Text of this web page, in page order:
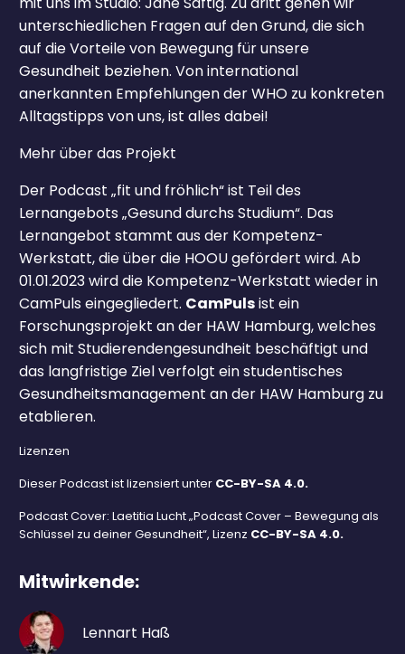
unterschiedlichen Fragen auf den Grund, die sich
auf die Vorteile von Bewegung für unsere
Gesundheit beziehen. Von international
anerkannten Empfehlungen der WHO zu konkreten
Alltagstipps von uns, ist alles dabei!
Mehr über das Projekt
Der Podcast „fit und fröhlich“ ist Teil des
Lernangebots „Gesund durchs Studium“. Das
Lernangebot stammt aus der Kompetenz-
Werkstatt, die über die HOOU gefördert wird. Ab
01.01.2023 wird die Kompetenz-Werkstatt wieder in
CamPuls eingegliedert. CamPulsist ein
Forschungsprojekt an der HAW Hamburg, welches
sich mit Studierendengesundheit beschäftigt und
das langfristige Ziel verfolgt ein studentisches
Gesundheitsmanagement an der HAW Hamburg zu
etablieren.
Lizenzen
Dieser Podcast ist lizensiert unter CC-BY-SA 4.0.
Podcast Cover: Laetitia Lucht „Podcast Cover – Bewegung als
Schlüssel zu deiner Gesundheit“, Lizenz CC-BY-SA 4.0.
Mitwirkende:
Lennart Haß